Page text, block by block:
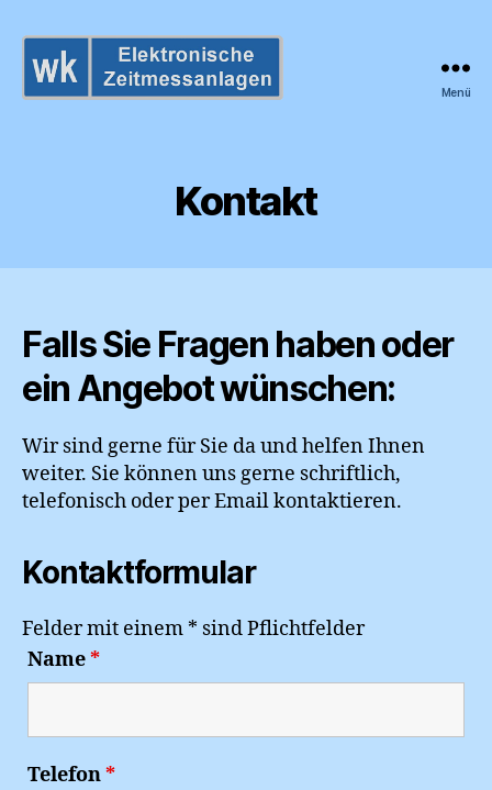
Menü
Kontakt
Falls Sie Fragen haben oder
ein Angebot wünschen:
Wir sind gerne für Sie da und helfen Ihnen
weiter. Sie können uns gerne schriftlich,
telefonisch oder per Email kontaktieren.
Kontaktformular
Felder mit einem * sind Pflichtfelder
Name*
Telefon*